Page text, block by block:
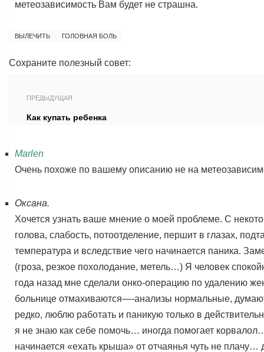
метеозависимость Вам будет не страшна.
ВЫЛЕЧИТЬ ГОЛОВНАЯ БОЛЬ
Сохраните полезный совет:
ПРЕДЫДУЩАЯ
Как купать ребенка
Marlen
Очень похоже по вашему описанию не на
Оксана.
Хочется узнать ваше мнение о моей проблеме. С
голова, слабость, потоотделение, першит в глазах,
температура и вследствие чего начинается паника.
(гроза, резкое похолодание, метель…) Я человек
года назад мне сделали онко-операцию по удалению
больнице отмахиваются—-анализы нормальные,
редко, люблю работать и паникую только в
я не знаю как себе помочь… иногда помогает
начинается «ехать крыша» от отчаянья чуть не